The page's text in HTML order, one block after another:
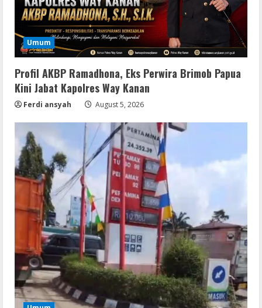
Umum
Profil AKBP Ramadhona, Eks Perwira Brimob Papua
Kini Jabat Kapolres Way Kanan
Ferdi ansyah August 5, 2026
Remux